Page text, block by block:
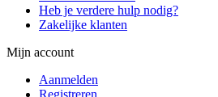
Heb je verdere hulp nodig?
Zakelijke klanten
Mijn account
Aanmelden
Registreren